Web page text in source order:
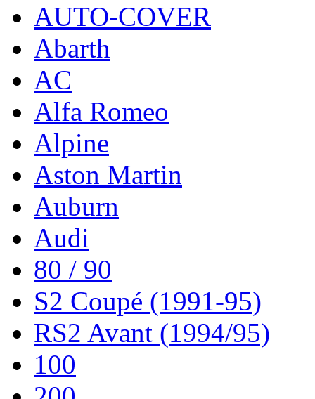
AUTO-COVER
Abarth
AC
Alfa Romeo
Alpine
Aston Martin
Auburn
Audi
80 / 90
S2 Coupé (1991-95)
RS2 Avant (1994/95)
100